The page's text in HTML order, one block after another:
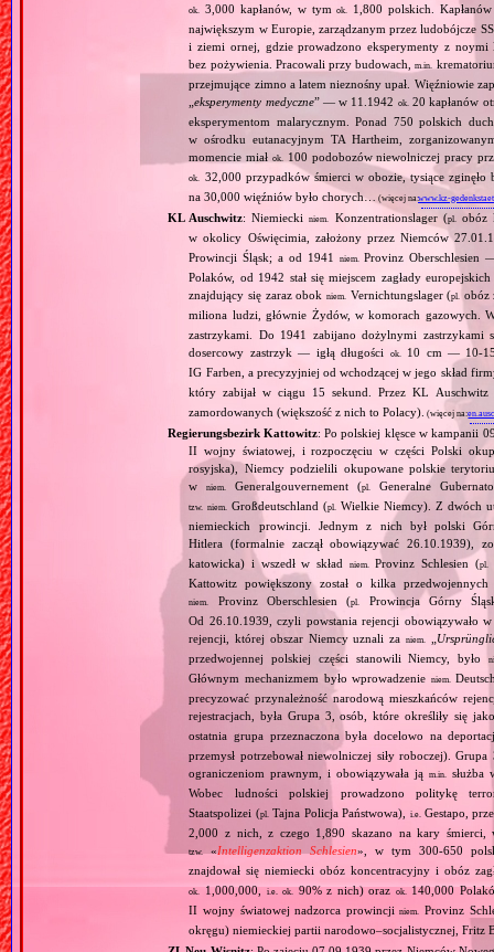
ok. 3,000 kapłanów, w tymok.
1,800 polskich.
największym w Europie, zarządzanym przez ludobójcze
i ziemi ornej, gdzie prowadzono eksperymenty z
bez pożywienia. Pracowali przy budowach,m.in.
przejmujące zimno a latem nieznośny upał. Więźniowie
„eksperymenty medyczne” — w 11.1942 ok. 20 kapłanów
eksperymentom malarycznym. Ponad 750 polskich
w ośrodku eutanacyjnym TA Hartheim,
momencie miałok. 100 podobozów niewolniczej pracy
ok. 32,000 przypadków śmierci w obozie, tysiące
na 30,000 więźniów było chorych…
(więcej na:www.kz-
KL Auschwitz: Niemieckiniem. Konzentrationslager (pl. obóz
w okolicy Oświęcimia, założony przez Niemców
Prowincji Śląsk; a od 1941
niem. Provinz Oberschlesien
Polaków, od 1942 stał się miejscem zagłady
znajdujący się zaraz obok niem. Vernichtungslager (pl. obóz
miliona ludzi, głównie Żydów, w komorach gazowych.
zastrzykami. Do 1941 zabijano dożylnymi zastrzykami
dosercowy zastrzyk — igłą długości
ok.
10 cm —
IG Farben, a precyzyjniej od wchodzącej w jego skład
który zabijał w ciągu 15 sekund. Przez KL
zamordowanych (większość z nich to Polacy). (więcej na:
Regierungsbezirk Kattowitz: Po polskiej klęsce w kampanii
II wojny światowej, i rozpoczęciu w części Polski
rosyjska), Niemcy podzielili okupowane polskie
wniem. Generalgouvernement (pl. Generalne
tzw. niem. Großdeutschland (pl. Wielkie Niemcy). Z dwóch
niemieckich prowincji. Jednym z nich był polski
Hitlera (formalnie zaczął obowiązywać 26.10.1939),
katowicka) i wszedł w skład
niem. Provinz Schlesien (pl.
Kattowitz powiększony został o kilka
niem. Provinz Oberschlesien (pl.
Prowincja Górny
Od 26.10.1939, czyli powstania rejencji obowiązywało
rejencji, której obszar Niemcy uznali za niem.
przedwojennej polskiej części stanowili Niemcy, było
Głównym mechanizmem było wprowadzenie niem.
precyzować przynależność narodową mieszkańców
rejestracjach, była Grupa 3, osób, które określiły się
ostatnia grupa przeznaczona była docelowo na
przemysł potrzebował niewolniczej siły roboczej).
ograniczeniom prawnym, i obowiązywała jąm.in. służba
Wobec ludności polskiej prowadzono politykę
Staatspolizei (pl. Tajna Policja Państwowa), i.e. Gestapo,
2,000 z nich, z czego 1,890 skazano na kary śmierci,
tzw. «Intelligenzaktion Schlesien», w tym 300‐650
znajdował się niemiecki obóz koncentracyjny i obóz
ok. 1,000,000,i.e. ok.90% z nich) orazok.140,000
II wojny światowej nadzorca prowincjiniem. Provinz
okręgu) niemieckiej partii narodowo–socjalistycznej, Fritz